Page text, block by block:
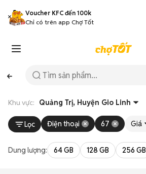
Voucher KFC đến 100k
Chỉ có trên app Chợ Tốt
Khu vực: Quảng Trị, Huyện Gio Linh
Lọc Điện thoại 67 Giá
Dung lượng: 64 GB 128 GB 256 GB